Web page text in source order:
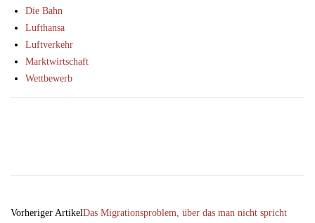
Die Bahn
Lufthansa
Luftverkehr
Marktwirtschaft
Wettbewerb
Vorheriger ArtikelDas Migrationsproblem, über das man nicht spricht